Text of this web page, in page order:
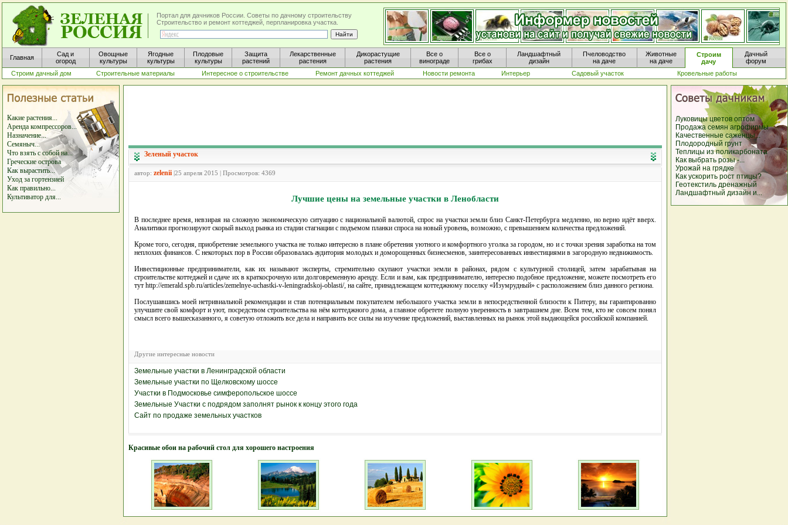
Портал для дачников России. Советы по дачному строительству
Строительство и ремонт коттеджей, перпланировка участка.
Главная
Сад и
огород
Овощные
культуры
Ягодные
культуры
Плодовые
культуры
Защита
растений
Лекарственные
растения
Дикорастущие
растения
Все о
винограде
Все о
грибах
Ландшафтный
дизайн
Пчеловодство
на даче
Животные
на даче
Строим
дачу
Дачный
форум
Строим дачный дом
Строительные материалы Интересное о строительстве Ремонт дачных коттеджей Новости ремонта Интерьер Садовый участок Кровельные работы
Какие растения...
Аренда компрессоров...
Назначение...
Семяныч...
Что взять с собой на...
Греческие острова
Как вырастить...
Уход за гортензией
Как правильно...
Культиватор для...
Луковицы цветов оптом
Продажа семян агрофирмы
Качественные саженцы...
Плодородный грунт
Теплицы из поликарбоната
Как выбрать розы -...
Урожай на грядке
Как ускорить рост птицы?
Геотекстиль дренажный
Ландшафтный дизайн и...
Зеленый участок
автор: zelenii |25 апреля 2015 | Просмотров: 4369
Лучшие цены на земельные участки в Ленобласти
В последнее время, невзирая на сложную экономическую ситуацию с национальной валютой, спрос на участки земли близ Санкт-Петербурга медленно, но верно идёт вверх.
Аналитики прогнозируют скорый выход рынка из стадии стагнации с подъемом планки спроса на новый уровень, возможно, с превышением количества предложений.
Кроме того, сегодня, приобретение земельного участка не только интересно в плане обретения уютного и комфортного уголка за городом, но и с точки зрения заработка на том
неплохих финансов. С некоторых пор в России образовалась аудитория молодых и доморощенных бизнесменов, заинтересованных инвестициями в загородную недвижимость.
Инвестиционные предприниматели, как их называют эксперты, стремительно скупают участки земли в районах, рядом с культурной столицей, затем зарабатывая на
строительстве коттеджей и сдаче их в краткосрочную или долговременную аренду. Если и вам, как предпринимателю, интересно подобное предложение, можете посмотреть его
тут http://emerald.spb.ru/articles/zemelnye-uchastki-v-leningradskoj-oblasti/, на сайте, принадлежащем коттеджному поселку «Изумрудный» с расположением близ данного региона.
Послушавшись моей нетривиальной рекомендации и став потенциальным покупателем небольшого участка земли в непосредственной близости к Питеру, вы гарантированно
улучшите свой комфорт и уют, посредством строительства на нём коттеджного дома, а главное обретете полную уверенность в завтрашнем дне. Всем тем, кто не совсем понял
смысл всего вышесказанного, я советую отложить все дела и направить все силы на изучение предложений, выставленных на рынок этой выдающейся российской компанией.
Другие интересные новости
Земельные участки в Ленинградской области
Земельные участки по Щелковскому шоссе
Участки в Подмосковье симферопольское шоссе
Земельные Участки с подрядом заполнят рынок к концу этого года
Сайт по продаже земельных участков
Красивые обои на рабочий стол для хорошего настроения